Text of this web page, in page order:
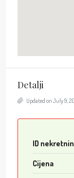
Detalji
Updated on July 9,
ID
Cijena